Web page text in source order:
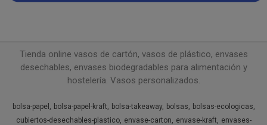
Tienda online vasos de cartón, vasos de plástico, envases
desechables, envases biodegradables para alimentación y
hostelería. Vasos personalizados.
bolsa-papel bolsa-papel-kraft bolsa-takeaway bolsas
bolsas-ecologicas
cubiertos-desechables-plastico
envase-carton envase-kraft
envases-